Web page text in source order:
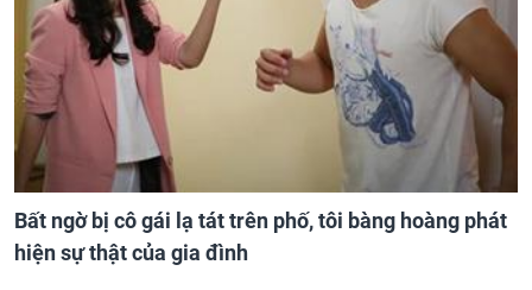
Bất ngờ bị cô gái lạ tát trên phố, tôi bàng hoàng phát
hiện sự thật của gia đình